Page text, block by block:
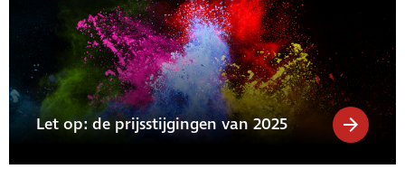
Let op: de prijsstijgingen van 2025